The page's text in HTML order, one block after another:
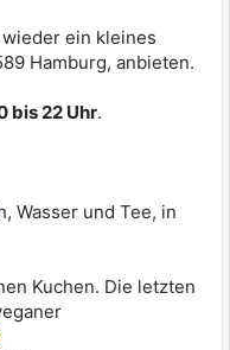
ein kleines
Hamburg, anbieten.
bis 22 Uhr.
Wasser und Tee, in
Kuchen. Die letzten